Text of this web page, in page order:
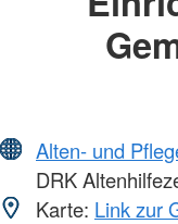
Alten- und
DRK
Karte: Link zur